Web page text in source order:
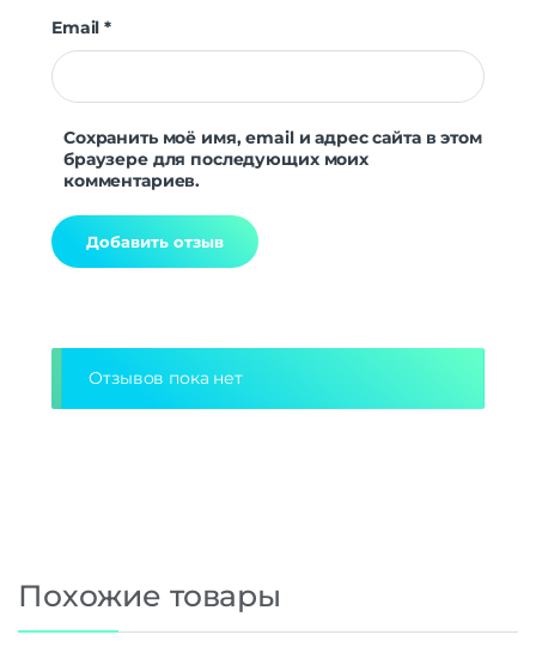
Email*
Сохранить моё имя, email и адрес сайта в этом
браузере для последующих моих
комментариев.
Отзывов пока нет
Похожие товары